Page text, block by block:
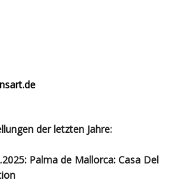
der letzten Jahre:
Palma de Mallorca: Casa Del